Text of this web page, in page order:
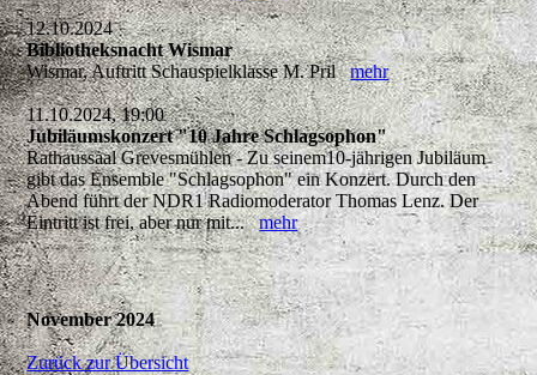
12.10.2024
Bibliotheksnacht Wismar
Wismar, Auftritt Schauspielklasse M. Prilmehr
11.10.2024, 19:00
Jubiläumskonzert "10 Jahre Schlagsophon"
Rathaussaal Grevesmühlen - Zu seinem10-jährigen Jubiläum
gibt das Ensemble "Schlagsophon" ein Konzert. Durch den
Abend führt der NDR1 Radiomoderator Thomas Lenz. Der
Eintritt ist frei, aber nur mit...mehr
November 2024
Zurück zur Übersicht